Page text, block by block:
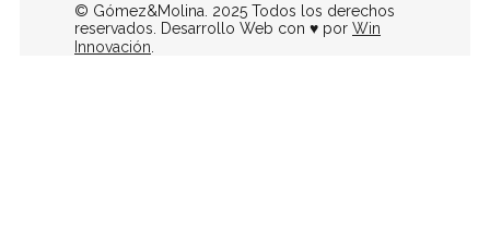
© Gómez&Molina. 2025 Todos los derechos
reservados. Desarrollo Web con ♥ por Win
Innovación